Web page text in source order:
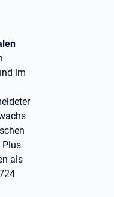
im
Plus
als